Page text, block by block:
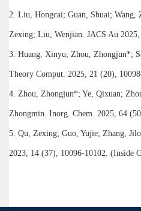
2. Liu, Hongcai; Guan, Shuai; Wang,
Zexing; Liu, Wenjian. JACS Au 2025,
3. Huang, Xinyu; Zhou, Zhongjun*;
Theory Comput. 2025, 21 (20),
4. Zhou, Zhongjun*; Ye, Qixuan;
Zhongmin. Inorg. Chem. 2025, 64
5. Qu, Zexing; Guo, Yujie; Zhang,
2023, 14 (37), 10096-10102. (Inside